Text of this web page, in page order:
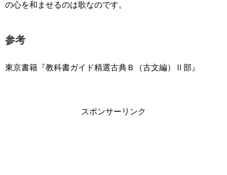
の心を和ませるのは歌なのです。
参考
東京書籍『教科書ガイド精選古典Ｂ（古文編）Ⅱ部』
スポンサーリンク